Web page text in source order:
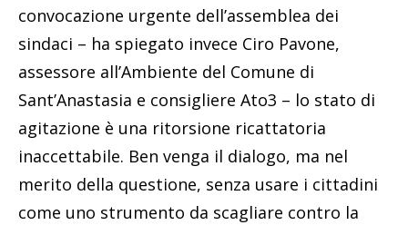
convocazione urgente dell’assemblea dei
sindaci – ha spiegato invece Ciro Pavone,
assessore all’Ambiente del Comune di
Sant’Anastasia e consigliere Ato3 – lo stato di
agitazione è una ritorsione ricattatoria
inaccettabile. Ben venga il dialogo, ma nel
merito della questione, senza usare i cittadini
come uno strumento da scagliare contro la